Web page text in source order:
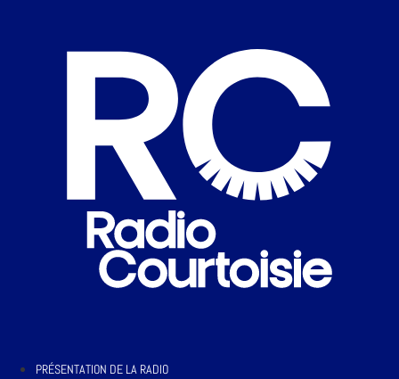
PRÉSENTATION DE LA RADIO